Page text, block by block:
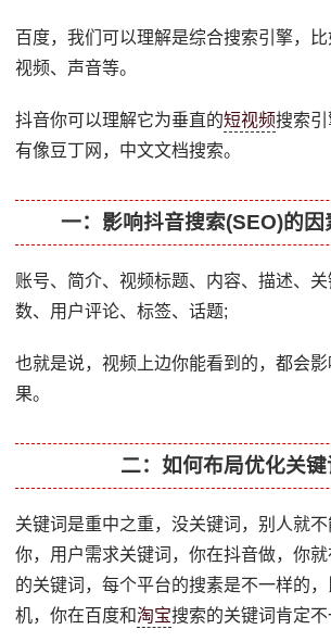
百度，我们可以理解是综合搜索引擎，比
视频、声音等。
抖音你可以理解它为垂直的短视频搜索
有像豆丁网，中文文档搜索。
一：影响抖音搜索(SEO)的因
账号、简介、视频标题、内容、描述、
数、用户评论、标签、话题;
也就是说，视频上边你能看到的，都会
果。
二：如何布局优化关
关键词是重中之重，没关键词，别人就不
你，用户需求关键词，你在抖音做，你
的关键词，每个平台的搜素是不一样的
机，你在百度和淘宝搜索的关键词肯定不